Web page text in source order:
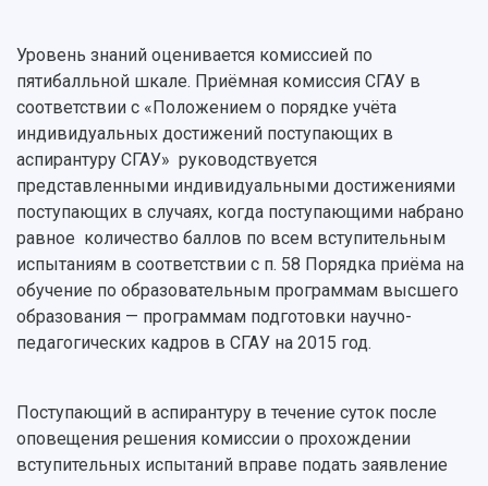
Отделы и службы
Общественные организации
Институт искусственного интеллекта
Инжиниринговый центр
Аграрный карбоновый полигон
Архив
Фирменный стиль
Устойчивое развитие
Кампус
Учебный аэродром
Центр истории авиационных двигателей
Ботанический сад
основ законодательства РФ
Платные образовательные услуги
Скидки на обучение
Подготовительные курсы
Библиотека
Видеолекции
Противодействие COVID-19
Организационные документы
Результаты научно-исследовательской
деятельности
Научно-технические разработки
Конкурсы научных проектов и грантов
Областной конкурс "Молодой учёный"
Отчеты о научно-исследовательской
деятельности
Журналы Самарского университета
Научные конференции
Патенты
Уровень знаний оценивается комиссией по
пятибалльной шкале. Приёмная комиссия СГАУ в
соответствии с «Положением о порядке учёта
индивидуальных достижений поступающих в
аспирантуру СГАУ» руководствуется
представленными индивидуальными достижениями
поступающих в случаях, когда поступающими набрано
равное количество баллов по всем вступительным
испытаниям в соответствии с п. 58 Порядка приёма на
обучение по образовательным программам высшего
образования — программам подготовки научно-
педагогических кадров в СГАУ на 2015 год.
Поступающий в аспирантуру в течение суток после
оповещения решения комиссии о прохождении
вступительных испытаний вправе подать заявление